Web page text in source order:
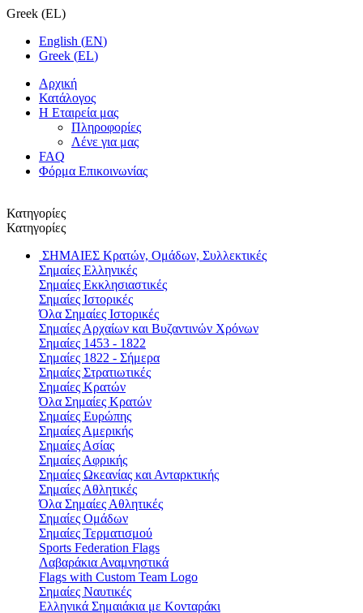
Greek (EL)
English (EN)
Greek (EL)
Αρχική
Κατάλογος
Η Εταιρεία μας
Πληροφορίες
Λένε για μας
FAQ
Φόρμα Επικοινωνίας
Κατηγορίες
Κατηγορίες
ΣΗΜΑΙΕΣ Κρατών, Ομάδων, Συλλεκτικές
Σημαίες Ελληνικές
Σημαίες Εκκλησιαστικές
Σημαίες Ιστορικές
Όλα Σημαίες Ιστορικές
Σημαίες Αρχαίων και Βυζαντινών Χρόνων
Σημαίες 1453 - 1822
Σημαίες 1822 - Σήμερα
Σημαίες Στρατιωτικές
Σημαίες Κρατών
Όλα Σημαίες Κρατών
Σημαίες Ευρώπης
Σημαίες Αμερικής
Σημαίες Ασίας
Σημαίες Αφρικής
Σημαίες Ωκεανίας και Ανταρκτικής
Σημαίες Αθλητικές
Όλα Σημαίες Αθλητικές
Σημαίες Ομάδων
Σημαίες Τερματισμού
Sports Federation Flags
Λαβαράκια Αναμνηστικά
Flags with Custom Team Logo
Σημαίες Ναυτικές
Ελληνικά Σημαιάκια με Κονταράκι